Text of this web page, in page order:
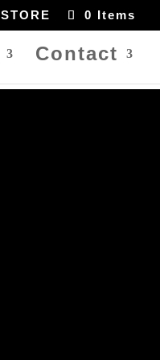
STORE 0 Items
Contact